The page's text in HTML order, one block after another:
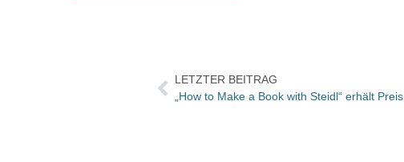
LETZTER BEITRAG
„How to Make a Book with Steidl“ erhält